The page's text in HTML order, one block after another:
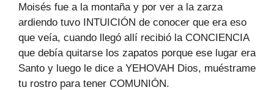
Moisés fue a la montaña y por ver a la zarza
ardiendo tuvo INTUICIÓN de conocer que era eso
que veía, cuando llegó allí recibió la CONCIENCIA
que debía quitarse los zapatos porque ese lugar era
Santo y luego le dice a YEHOVAH Dios, muéstrame
tu rostro para tener COMUNIÓN.